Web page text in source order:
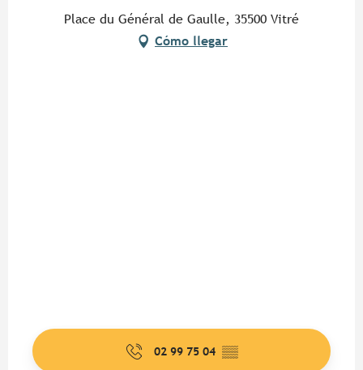
Place du Général de Gaulle, 35500 Vitré
Cómo llegar
02 99 75 04 ▒▒